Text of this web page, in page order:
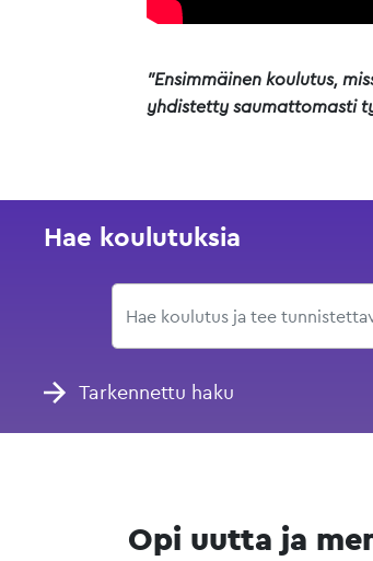
"Ensimmäinen koulutus,
yhdistetty saumattomasti
Hae koulutuksia
Tarkennettu haku
Opi uutta ja